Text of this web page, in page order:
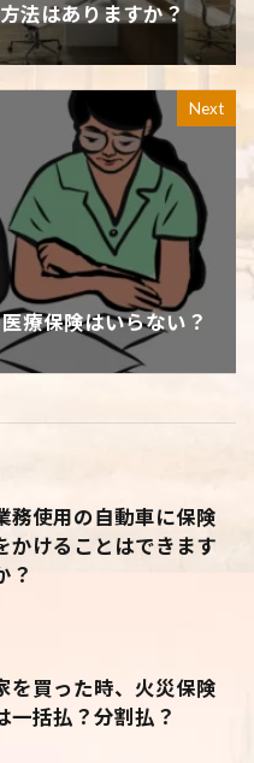
法はありますか？
Next
療保険はいらない？
務使用の自動車に保険
かけることはできます
？
を買った時、火災保険
一括払？分割払？